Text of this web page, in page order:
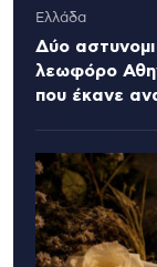
Ελλάδα
Δύο
λεωφόρο
που έκανε